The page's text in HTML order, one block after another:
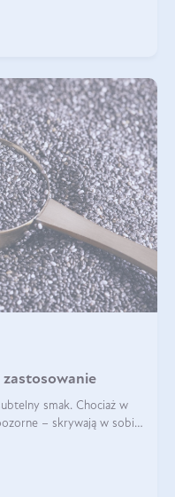
zastosowanie
smak. Chociaż w
– skrywają w sobie